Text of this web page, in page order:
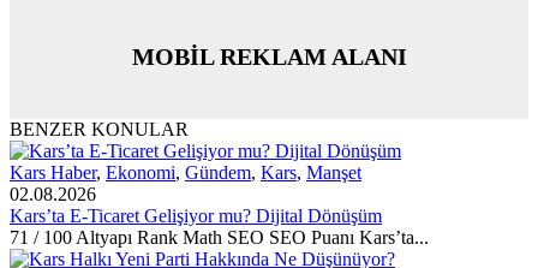
MOBİL REKLAM ALANI
BENZER KONULAR
Kars Haber, Ekonomi, Gündem, Kars, Manşet
02.08.2026
Kars’ta E-Ticaret Gelişiyor mu? Dijital Dönüşüm
71 / 100 Altyapı Rank Math SEO SEO Puanı Kars’ta...